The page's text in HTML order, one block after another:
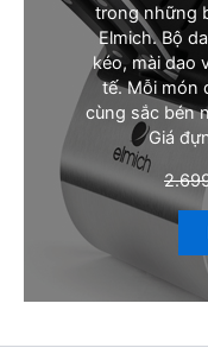
trong những
Elmich. Bộ
kéo, mài dao
tế. Mỗi món
cùng sắc bén
Giá